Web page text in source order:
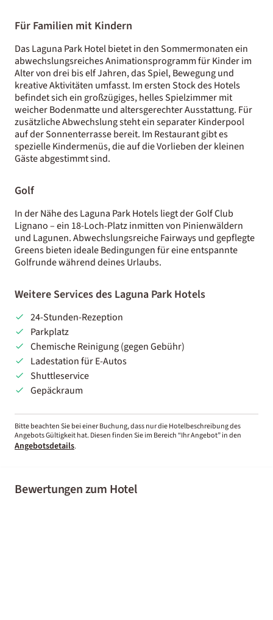
Für Familien mit Kindern
Das Laguna Park Hotel bietet in den Sommermonaten ein
abwechslungsreiches Animationsprogramm für Kinder im
Alter von drei bis elf Jahren, das Spiel, Bewegung und
kreative Aktivitäten umfasst. Im ersten Stock des Hotels
befindet sich ein großzügiges, helles Spielzimmer mit
weicher Bodenmatte und altersgerechter Ausstattung. Für
zusätzliche Abwechslung steht ein separater Kinderpool
auf der Sonnenterrasse bereit. Im Restaurant gibt es
spezielle Kindermenüs, die auf die Vorlieben der kleinen
Gäste abgestimmt sind.
Golf
In der Nähe des Laguna Park Hotels liegt der Golf Club
Lignano – ein 18-Loch-Platz inmitten von Pinienwäldern
und Lagunen. Abwechslungsreiche Fairways und gepflegte
Greens bieten ideale Bedingungen für eine entspannte
Golfrunde während deines Urlaubs.
Weitere Services des Laguna Park Hotels
24-Stunden-Rezeption
Parkplatz
Chemische Reinigung (gegen Gebühr)
Ladestation für E-Autos
Shuttleservice
Gepäckraum
Bitte beachten Sie bei einer Buchung, dass nur die Hotelbeschreibung des
Angebots Gültigkeit hat. Diesen finden Sie im Bereich “Ihr Angebot” in den
Angebotsdetails.
Bewertungen zum Hotel